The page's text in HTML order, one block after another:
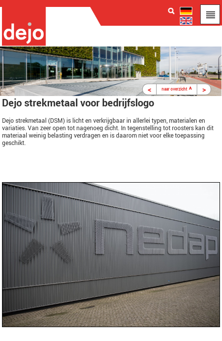
Dejo strekmetaal voor bedrijfslogo
Dejo strekmetaal (DSM) is licht en verkrijgbaar in allerlei typen, materialen en
variaties. Van zeer open tot nagenoeg dicht. In tegenstelling tot roosters kan dit
materiaal weinig belasting verdragen en is daarom niet voor elke toepassing
geschikt.
< naar overzicht^ >